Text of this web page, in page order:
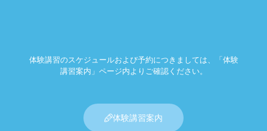
体験講習のスケジュールおよび予約につきましては、「体験
講習案内」ページ内よりご確認ください。
体験講習案内